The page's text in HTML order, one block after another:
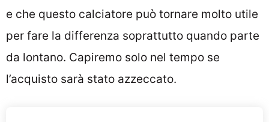
e che questo calciatore può tornare molto utile
per fare la differenza soprattutto quando parte
da lontano. Capiremo solo nel tempo se
l’acquisto sarà stato azzeccato.